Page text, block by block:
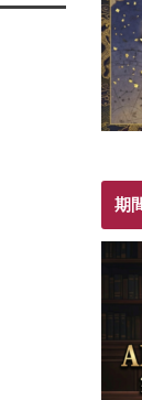
期